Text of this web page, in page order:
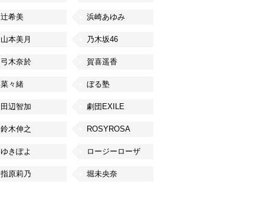
辻希美 浜崎あゆみ
山本美月 乃木坂46
弓木奈於 賀喜遥香
菜々緒 ぼる塾
田辺智加 劇団EXILE
鈴木伸之 ROSYROSA
ゆきぽよ ロージーローザ
指原莉乃 堀未央奈